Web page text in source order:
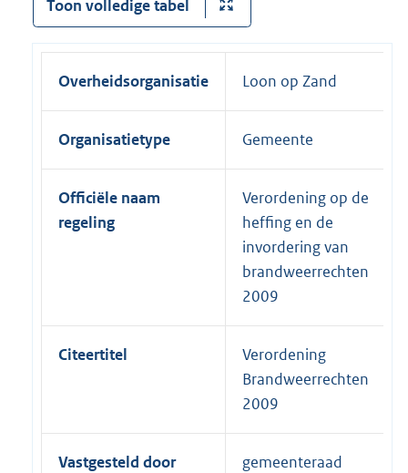
Toon volledige tabel
Overheidsorganisatie Loon op Zand
Organisatietype Gemeente
Officiële naam
regeling
Verordening op de
heffing en de
invordering van
brandweerrechten
2009
Citeertitel
Verordening
Brandweerrechten
2009
Vastgesteld door gemeenteraad